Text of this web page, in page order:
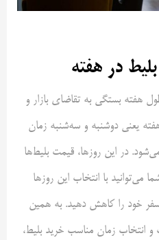
در هفته
هفته بستگی به تقاضای بازار و
یعنی دوشنبه و سه‌شنبه زمان
در این روزها، قیمت بلیط‌ها
با انتخاب این روزها
سفر خود را کاهش دهید. به همین
انتخاب زمان مناسب خرید بلیط،